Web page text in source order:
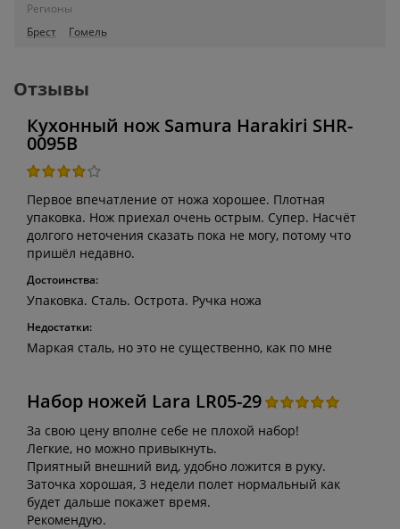
Регионы
Брест
Гомель
Отзывы
Кухонный нож Samura Harakiri SHR-
0095B
Первое впечатление от ножа хорошее. Плотная
упаковка. Нож приехал очень острым. Супер. Насчёт
долгого неточения сказать пока не могу, потому что
пришёл недавно.
Достоинства:
Упаковка. Сталь. Острота. Ручка ножа
Недостатки:
Маркая сталь, но это не существенно, как по мне
Набор ножей Lara LR05-29
За свою цену вполне себе не плохой набор!
Легкие, но можно привыкнуть.
Приятный внешний вид, удобно ложится в руку.
Заточка хорошая, 3 недели полет нормальный как
будет дальше покажет время.
Рекомендую.